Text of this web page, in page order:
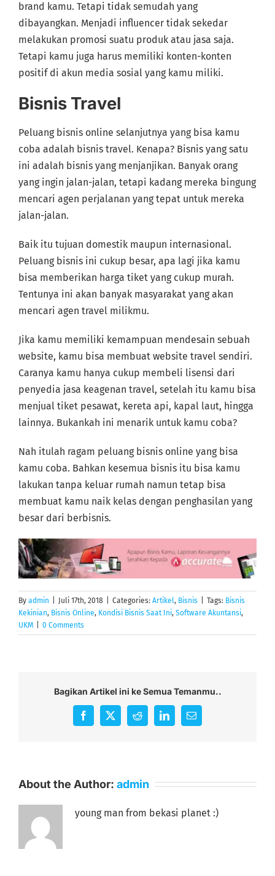
brand kamu. Tetapi tidak semudah yang
dibayangkan. Menjadi influencer tidak sekedar
melakukan promosi suatu produk atau jasa saja.
Tetapi kamu juga harus memiliki konten-konten
positif di akun media sosial yang kamu miliki.
Bisnis Travel
Peluang bisnis online selanjutnya yang bisa kamu
coba adalah bisnis travel. Kenapa? Bisnis yang satu
ini adalah bisnis yang menjanjikan. Banyak orang
yang ingin jalan-jalan, tetapi kadang mereka bingung
mencari agen perjalanan yang tepat untuk mereka
jalan-jalan.
Baik itu tujuan domestik maupun internasional.
Peluang bisnis ini cukup besar, apa lagi jika kamu
bisa memberikan harga tiket yang cukup murah.
Tentunya ini akan banyak masyarakat yang akan
mencari agen travel milikmu.
Jika kamu memiliki kemampuan mendesain sebuah
website, kamu bisa membuat website travel sendiri.
Caranya kamu hanya cukup membeli lisensi dari
penyedia jasa keagenan travel, setelah itu kamu bisa
menjual tiket pesawat, kereta api, kapal laut, hingga
lainnya. Bukankah ini menarik untuk kamu coba?
Nah itulah ragam peluang bisnis online yang bisa
kamu coba. Bahkan kesemua bisnis itu bisa kamu
lakukan tanpa keluar rumah namun tetap bisa
membuat kamu naik kelas dengan penghasilan yang
besar dari berbisnis.
By admin Juli 17th, 2018 Categories: Artikel, Bisnis Tags: Bisnis
Kekinian, Bisnis Online, Kondisi Bisnis Saat Ini, Software Akuntansi,
UKM
0 Comments
Bagikan Artikel ini ke Semua Temanmu..
Facebook
X RedditLinkedInEmail
About the Author: admin
young man from bekasi planet :)